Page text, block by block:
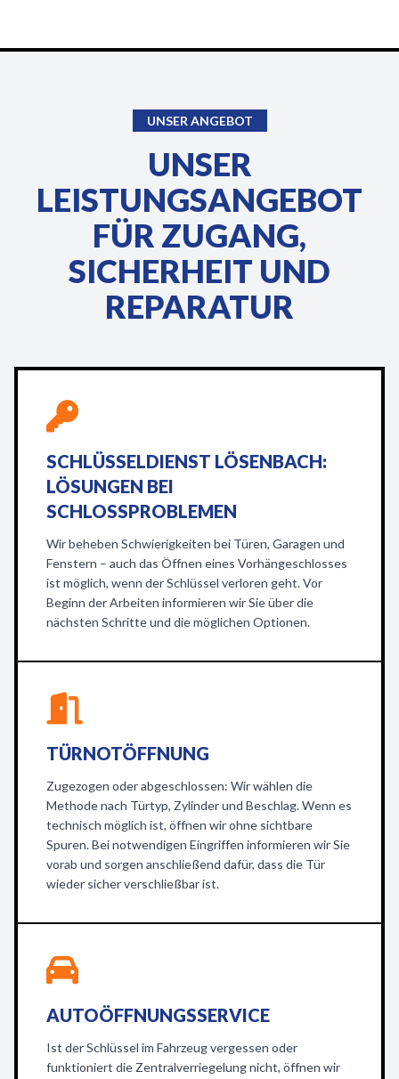
UNSER ANGEBOT
UNSER
LEISTUNGSANGEBOT
FÜR ZUGANG,
SICHERHEIT UND
REPARATUR
SCHLÜSSELDIENST LÖSENBACH:
LÖSUNGEN BEI
SCHLOSSPROBLEMEN
Wir beheben Schwierigkeiten bei Türen, Garagen und
Fenstern – auch das Öffnen eines Vorhängeschlosses
ist möglich, wenn der Schlüssel verloren geht. Vor
Beginn der Arbeiten informieren wir Sie über die
nächsten Schritte und die möglichen Optionen.
TÜRNOTÖFFNUNG
Zugezogen oder abgeschlossen: Wir wählen die
Methode nach Türtyp, Zylinder und Beschlag. Wenn es
technisch möglich ist, öffnen wir ohne sichtbare
Spuren. Bei notwendigen Eingriffen informieren wir Sie
vorab und sorgen anschließend dafür, dass die Tür
wieder sicher verschließbar ist.
AUTOÖFFNUNGSSERVICE
Ist der Schlüssel im Fahrzeug vergessen oder
funktioniert die Zentralverriegelung nicht, öffnen wir